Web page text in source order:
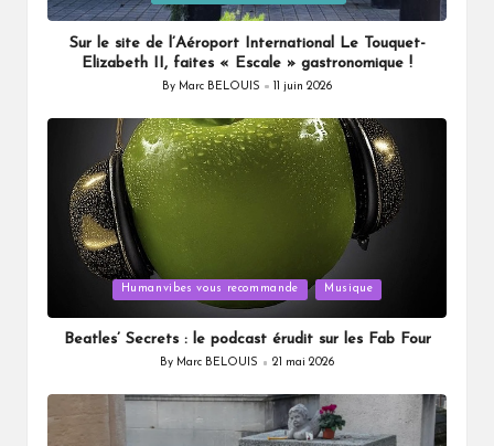
Sur le site de l’Aéroport International Le Touquet-
Elizabeth II, faites « Escale » gastronomique !
Posted
By Marc BELOUIS 11 juin 2026
Humanvibes vous recommande Musique
Beatles’ Secrets : le podcast érudit sur les Fab Four
Posted
By Marc BELOUIS 21 mai 2026